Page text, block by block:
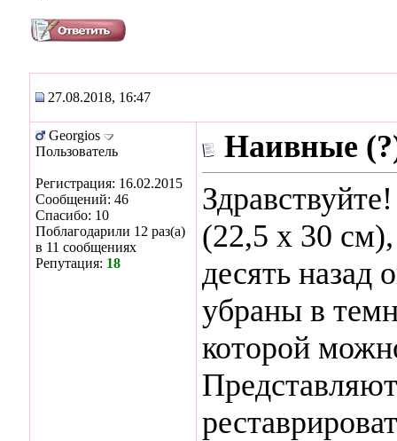
27.08.2018, 16:47
Georgios
Пользователь
Регистрация: 16.02.2015
Сообщений: 46
Спасибо: 10
Поблагодарили 12 раз(а)
в 11 сообщениях
Репутация: 18
Наивные
(22,5 х 30
десять назад
убраны в
которой